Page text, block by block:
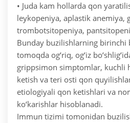
• Juda kam hollarda qon
leykopeniya, aplastik anemiya,
trombotsitopeniya,
Bunday buzilishlarning birinchi
tomoqda og‘riq, og‘iz
grippsimon simptomlar, kuchli
ketish va teri osti qon
etiologiyali qon ketishlari va
ko‘karishlar hisoblanadi.
Immun tizimi tomonidan